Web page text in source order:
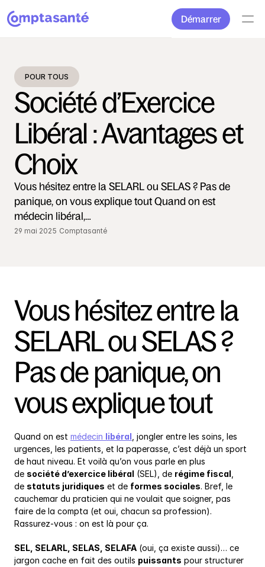
Démarrer
POUR TOUS
Société d’Exercice
Libéral : Avantages et
Choix
Vous hésitez entre la SELARL ou SELAS ? Pas de
panique, on vous explique tout Quand on est
médecin libéral,…
29 mai 2025 Comptasanté
Vous hésitez entre la
SELARL ou SELAS ?
Pas de panique, on
vous explique tout
Quand on est médecin libéral , jongler entre les soins, les
urgences, les patients, et la paperasse, c’est déjà un sport
de haut niveau. Et voilà qu’on vous parle en plus
de société d’exercice libéral (SEL), de régime fiscal
de statuts juridiques et de formes sociales. Bref, le
cauchemar du praticien qui ne voulait que soigner, pas
faire de la compta (et oui, chacun sa profession).
Rassurez-vous : on est là pour ça.
SEL, SELARL, SELAS, SELAFA (oui, ça existe aussi)… ce
jargon cache en fait des outils puissants pour structurer